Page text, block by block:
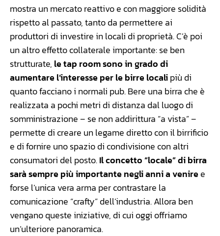
mostra un mercato reattivo e con maggiore solidità
rispetto al passato, tanto da permettere ai
produttori di investire in locali di proprietà. C’è poi
un altro effetto collaterale importante: se ben
strutturate, le tap room sono in grado di
aumentare l’interesse per le birre localipiù di
quanto facciano i normali pub. Bere una birra che è
realizzata a pochi metri di distanza dal luogo di
somministrazione – se non addirittura “a vista” –
permette di creare un legame diretto con il birrificio
e di fornire uno spazio di condivisione con altri
consumatori del posto.Il concetto “locale” di birra
sarà sempre più importante negli anni a veniree
forse l’unica vera arma per contrastare la
comunicazione “crafty” dell’industria. Allora ben
vengano queste iniziative, di cui oggi offriamo
un’ulteriore panoramica.